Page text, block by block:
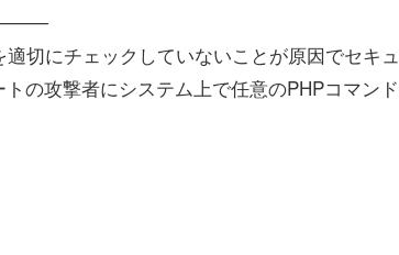
切にチェックしていないことが原因でセキ
の攻撃者にシステム上で任意のPHPコマン